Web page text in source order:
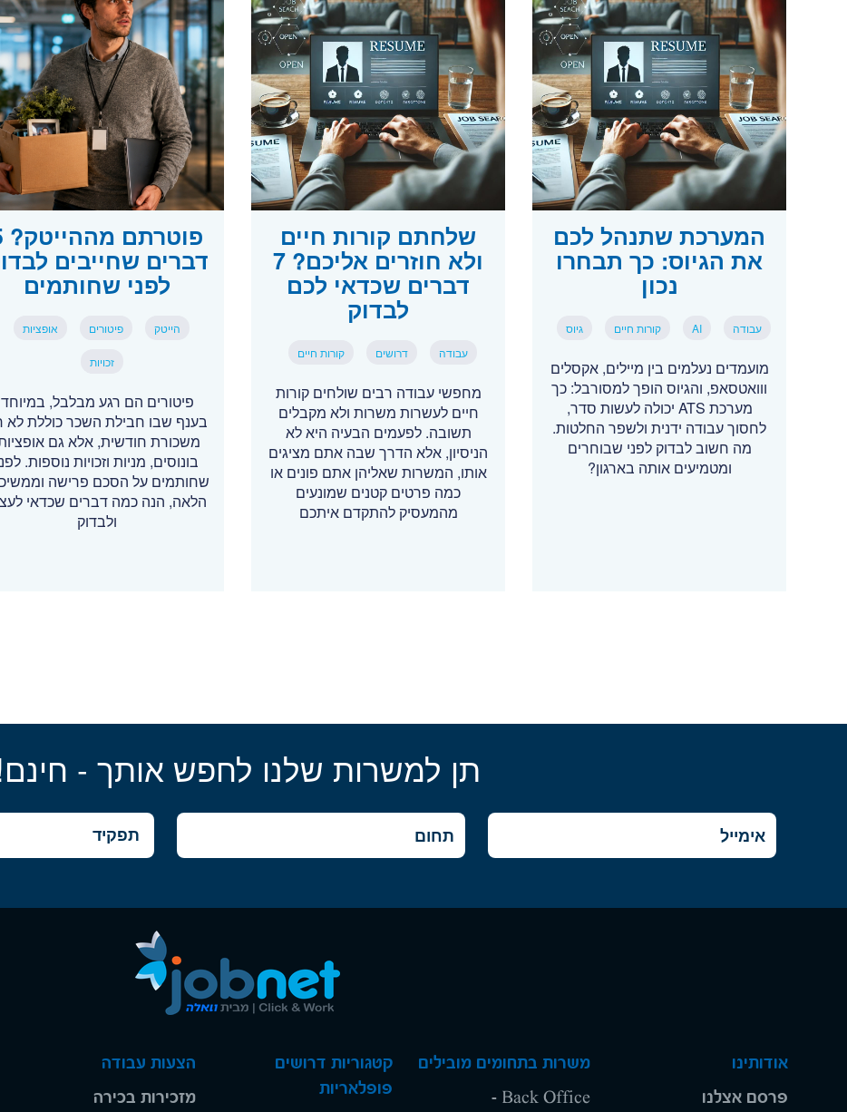
המערכת שתנהל לכם
את הגיוס: כך תבחרו
נכון
עבודה AI קורות חיים גיוס
מועמדים נעלמים בין מיילים, אקסלים
ווואטסאפ, והגיוס הופך למסורבל: כך
מערכת ATS יכולה לעשות סדר,
לחסוך עבודה ידנית ולשפר החלטות.
מה חשוב לבדוק לפני שבוחרים
ומטמיעים אותה בארגון?
שלחתם קורות חיים
ולא חוזרים אליכם? 7
דברים שכדאי לכם
לבדוק
עבודה דרושים קורות חיים
מחפשי עבודה רבים שולחים קורות
חיים לעשרות משרות ולא מקבלים
תשובה. לפעמים הבעיה היא לא
הניסיון, אלא הדרך שבה אתם מציגים
אותו, המשרות שאליהן אתם פונים או
כמה פרטים קטנים שמונעים
מהמעסיק להתקדם איתכם
דברים שחייבים
לפני שחותמים
הייטק פיטורים אופציות
זכויות
פיטורים הם רגע מבלבל, במיוחד
בענף שבו חבילת השכר כוללת לא
משכורת חודשית, אלא גם
בונוסים, מניות וזכויות נוספות.
שחותמים על הסכם פרישה
הלאה, הנה כמה דברים שכדאי
ולבדוק
תן למשרות שלנו לחפש אותך -
אודותינו
פרסם אצלנו
משרות בתחומים מובילים
Back Office -
קטגוריות דרושים
פופלאריות
הצעות עבודה
מזכירות בכירה